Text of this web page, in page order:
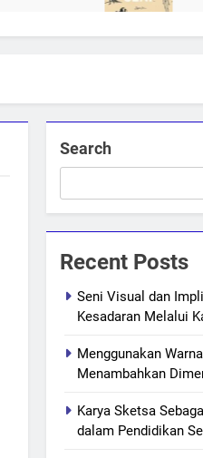
Search
Recent Posts
Seni Visual dan
Kesadaran Melalui
Menggunakan
Menambahkan
Karya Sketsa
dalam Pendidikan